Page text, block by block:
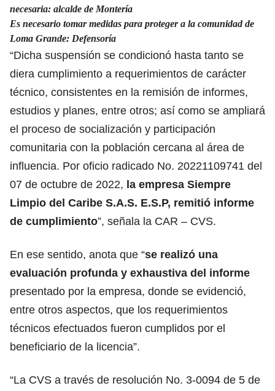
necesaria: alcalde de Montería
Es necesario tomar medidas para proteger a la comunidad de
Loma Grande: Defensoría
“Dicha suspensión se condicionó hasta tanto se
diera cumplimiento a requerimientos de carácter
técnico, consistentes en la remisión de informes,
estudios y planes, entre otros; así como se ampliará
el proceso de socialización y participación
comunitaria con la población cercana al área de
influencia. Por oficio radicado No. 20221109741 del
07 de octubre de 2022, la empresa Siempre
Limpio del Caribe S.A.S. E.S.P, remitió informe
de cumplimiento”, señala la CAR – CVS.
En ese sentido, anota que “se realizó una
evaluación profunda y exhaustiva del informe
presentado por la empresa, donde se evidenció,
entre otros aspectos, que los requerimientos
técnicos efectuados fueron cumplidos por el
beneficiario de la licencia”.
“La CVS a través de resolución No. 3-0094 de 5 de